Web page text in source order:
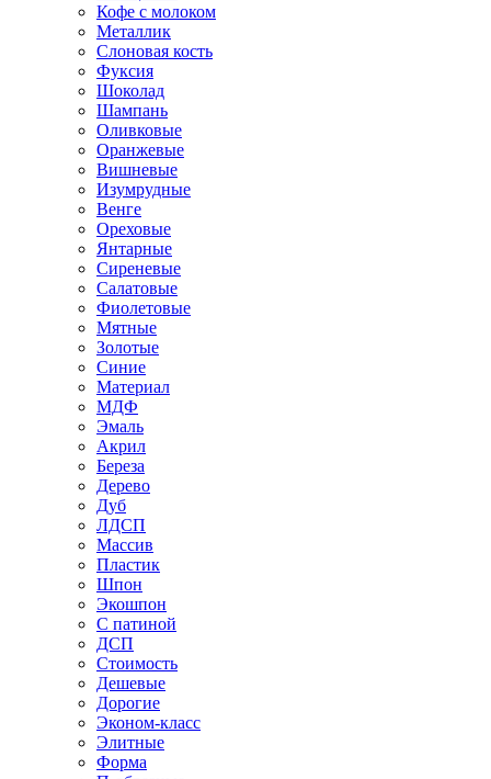
Кофе с молоком
Металлик
Слоновая кость
Фуксия
Шоколад
Шампань
Оливковые
Оранжевые
Вишневые
Изумрудные
Венге
Ореховые
Янтарные
Сиреневые
Салатовые
Фиолетовые
Мятные
Золотые
Синие
Материал
МДФ
Эмаль
Акрил
Береза
Дерево
Дуб
ЛДСП
Массив
Пластик
Шпон
Экошпон
С патиной
ДСП
Стоимость
Дешевые
Дорогие
Эконом-класс
Элитные
Форма